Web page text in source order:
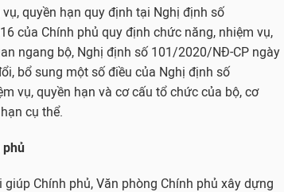
quyền hạn quy định tại Nghị định số
của Chính phủ quy định chức năng, nhiệm vụ,
ngang bộ, Nghị định số 101/2020/NĐ-CP ngày
bổ sung một số điều của Nghị định số
vụ, quyền hạn và cơ cấu tổ chức của bộ, cơ
cụ thể.
phủ
Chính phủ, Văn phòng Chính phủ xây dựng